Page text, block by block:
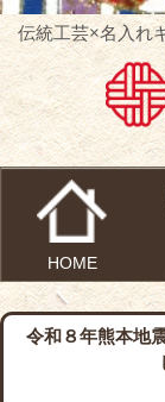
伝統工芸×名入れ
HOME
令和８年熊本地